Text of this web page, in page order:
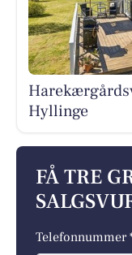
Hyllinge
FÅ TRE
Telefonnummer